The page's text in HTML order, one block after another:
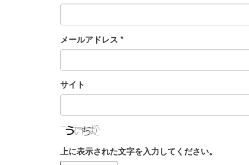
メールアドレス *
サイト
上に表示された文字を入力してください。